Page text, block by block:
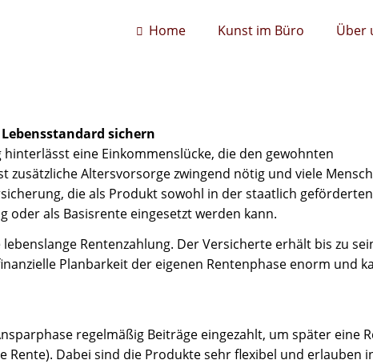
Home Kunst im Büro Über
sichern
eine Einkommenslücke, die den gewohnten
zusätzliche Altersvorsorge zwingend nötig und viele
die als Produkt sowohl in der staatlich geförderten
als Basisrente eingesetzt werden kann.
Rentenzahlung. Der Versicherte erhält bis zu
Planbarkeit der eigenen Rentenphase enorm und
regelmäßig Beiträge eingezahlt, um später eine
Rente). Dabei sind die Produkte sehr flexibel und erlauben